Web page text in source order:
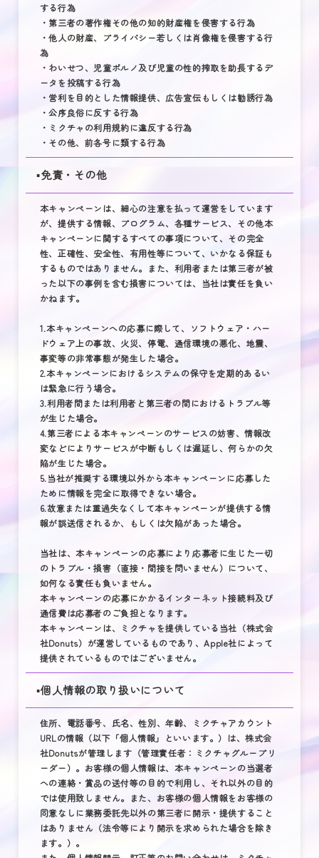
する行為
・第三者の著作権その他の知的財産権を侵害する行為
・他人の財産、プライバシー若しくは肖像権を侵害する行
為
・わいせつ、児童ポルノ及び児童の性的搾取を助長するデ
ータを投稿する行為
・営利を目的とした情報提供、広告宣伝もしくは勧誘行為
・公序良俗に反する行為
・ミクチャの利用規約に違反する行為
・その他、前各号に類する行為
▪️免責・その他
本キャンペーンは、細心の注意を払って運営をしています
が、提供する情報、プログラム、各種サービス、その他本
キャンペーンに関するすべての事項について、その完全
性、正確性、安全性、有用性等について、いかなる保証も
するものではありません。また、利用者または第三者が被
った以下の事例を含む損害については、当社は責任を負い
かねます。
1.本キャンペーンへの応募に際して、ソフトウェア・ハー
ドウェア上の事故、火災、停電、通信環境の悪化、地震、
事変等の非常事態が発生した場合。
2.本キャンペーンにおけるシステムの保守を定期的あるい
は緊急に行う場合。
3.利用者間または利用者と第三者の間におけるトラブル等
が生じた場合。
4.第三者による本キャンペーンのサービスの妨害、情報改
変などによりサービスが中断もしくは遅延し、何らかの欠
陥が生じた場合。
5.当社が推奨する環境以外から本キャンペーンに応募した
ために情報を完全に取得できない場合。
6.故意または重過失なくして本キャンペーンが提供する情
報が誤送信されるか、もしくは欠陥があった場合。
当社は、本キャンペーンの応募により応募者に生じた一切
のトラブル・損害（直接・間接を問いません）について、
如何なる責任も負いません。
本キャンペーンの応募にかかるインターネット接続料及び
通信費は応募者のご負担となります。
本キャンペーンは、ミクチャを提供している当社（株式会
社Donuts）が運営しているものであり、Apple社によって
提供されているものではございません。
▪️個人情報の取り扱いについて
住所、電話番号、氏名、性別、年齢、ミクチャアカウント
URLの情報（以下「個人情報」といいます。）は、株式会
社Donutsが管理します（管理責任者：ミクチャグループリ
ーダー）。お客様の個人情報は、本キャンペーンの当選者
への連絡・賞品の送付等の目的で利用し、それ以外の目的
では使用致しません。また、お客様の個人情報をお客様の
同意なしに業務委託先以外の第三者に開示・提供すること
はありません（法令等により開示を求められた場合を除き
ます。）。